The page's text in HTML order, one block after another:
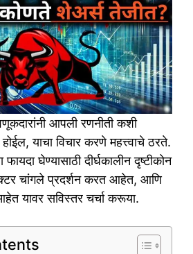
आपली रणनीती कशी
याचा विचार करणे महत्त्वाचे ठरते.
घेण्यासाठी दीर्घकालीन दृष्टीकोन
चांगले प्रदर्शन करत आहेत, आणि
यावर सविस्तर चर्चा करूया.